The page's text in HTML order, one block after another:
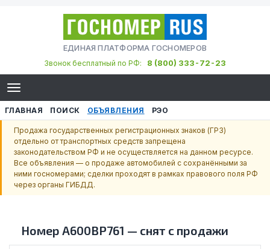
ЕДИНАЯ ПЛАТФОРМА ГОСНОМЕРОВ
Звонок бесплатный по РФ:
8 (800) 333-72-23
ГЛАВНАЯ ПОИСК ОБЪЯВЛЕНИЯ РЭО
Продажа государственных регистрационных знаков (ГРЗ)
отдельно от транспортных средств запрещена
законодательством РФ и не осуществляется на данном ресурсе.
Все объявления — о продаже автомобилей с сохранёнными за
ними госномерами; сделки проходят в рамках правового поля РФ
через органы ГИБДД.
Номер А600ВР761 — снят с продажи